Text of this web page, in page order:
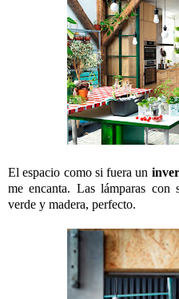
El espacio como si fuera un
me encanta. Las lámparas
verde y madera, perfecto.